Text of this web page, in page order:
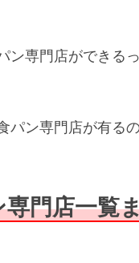
ン専門店ができる
パン専門店が有る
門店一覧